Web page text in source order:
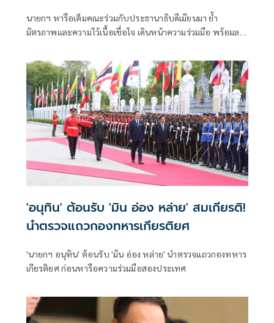
นายกฯ หารือเต็มคณะร่วมกับประธานาธิบดีเมียนมา ย้ำ
มิตรภาพและความไว้เนื้อเชื่อใจ เดินหน้าความร่วมมือ พร้อมลง
คุณภาพน้ำ -เทคโนโลยีอวกาศ
'อนุทิน' ต้อนรับ 'มิน อ่อง หล่าย' สมเกียรติ!
นำตรวจแถวกองทหารเกียรติยศ
'นายกฯ อนุทิน' ต้อนรับ 'มิน อ่อง หล่าย' นำตรวจแถวกองทหาร
เกียรติยศ ก่อนหารือความร่วมมือสองประเทศ